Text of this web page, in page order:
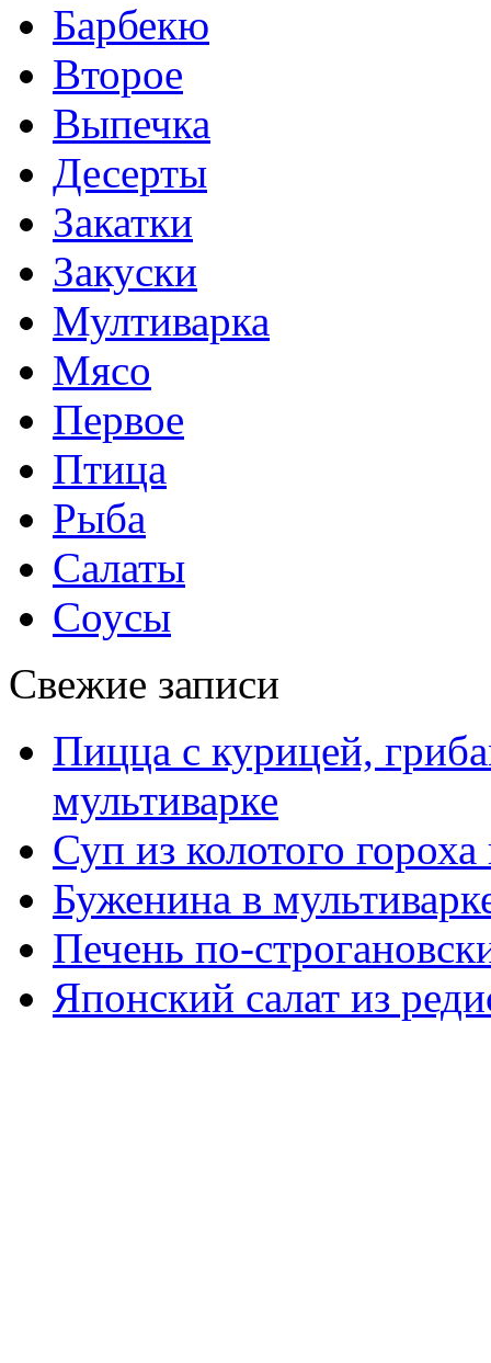
Барбекю
Второе
Выпечка
Десерты
Закатки
Закуски
Мултиварка
Мясо
Первое
Птица
Рыба
Салаты
Соусы
Свежие записи
Пицца с курицей,
мультиварке
Суп из колотого
Буженина в
Печень по-
Японский салат из